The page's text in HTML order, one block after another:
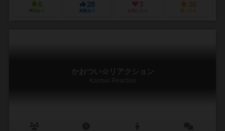
6
興味あり
28
経験あり
3
お気に入り
36
持ってる
かおつい☆リアクション
Kaotsui Reaction